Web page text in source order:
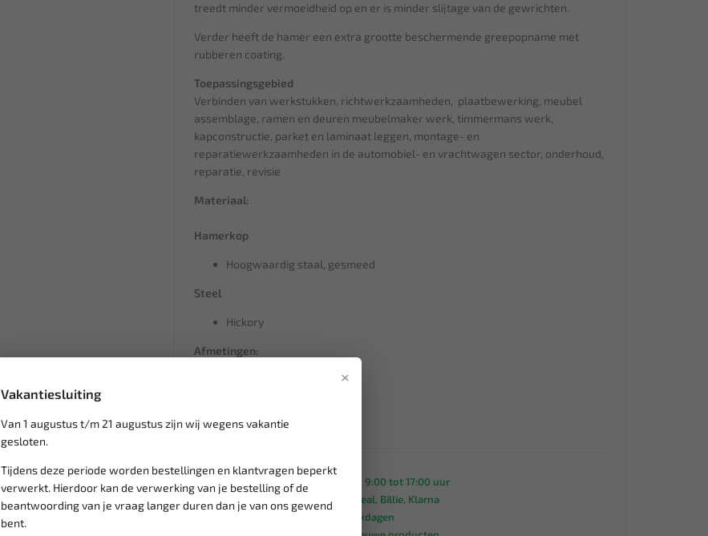
×
Vakantiesluiting
Van 1 augustus t/m 21 augustus zijn wij wegens vakantie
gesloten.
Tijdens deze periode worden bestellingen en klantvragen beperkt
verwerkt. Hierdoor kan de verwerking van je bestelling of de
beantwoording van je vraag langer duren dan je van ons gewend
bent.
treedt minder vermoeidheid op en er is minder slijtage van de gewrichten.
Verder heeft de hamer een extra grootte beschermende greepopname met
rubberen coating.
Toepassingsgebied
Verbinden van werkstukken, richtwerkzaamheden, plaatbewerking, meubel
assemblage, ramen en deuren meubelmaker werk, timmermans werk,
kapconstructie, parket en laminaat leggen, montage- en
reparatiewerkzaamheden in de automobiel- en vrachtwagen sector, onderhoud,
reparatie, revisie
Materiaal:
Hamerkop
Hoogwaardig staal, gesmeed
Steel
Hickory
Afmetingen:
Klantenservice,
werkdagen van 9:00 tot 17:00 uur
Veilig online betalen met o.a. iDeal, Billie, Klarna
gemiddeld 1-3 werkdagen